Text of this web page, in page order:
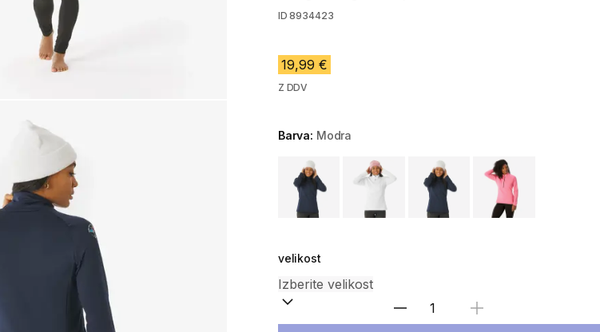
ID 8934423
19,99 €
Z DDV
Barva: Modra
Choose a variant
velikost
Izberite količino